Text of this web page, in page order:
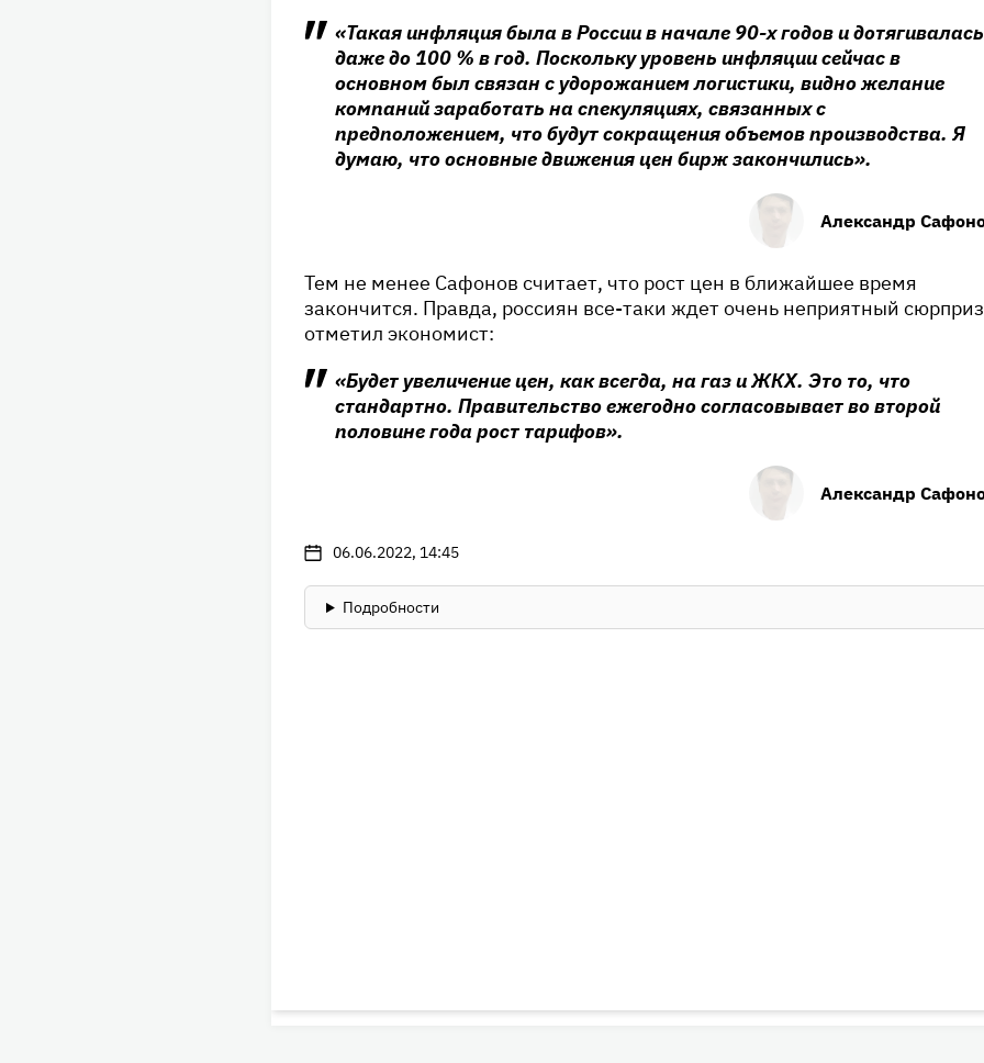
«Такая инфляция была в России в начале 90-х годов и дотягивалась
даже до 100 % в год. Поскольку уровень инфляции сейчас в
основном был связан с удорожанием логистики, видно желание
компаний заработать на спекуляциях, связанных с
предположением, что будут сокращения объемов производства. Я
думаю, что основные движения цен бирж закончились».
Александр
Тем не менее Сафонов считает, что рост цен в ближайшее время
закончится. Правда, россиян все-таки ждет очень неприятный
отметил экономист:
«Будет увеличение цен, как всегда, на газ и ЖКХ. Это то, что
стандартно. Правительство ежегодно согласовывает во второй
половине года рост тарифов».
Александр
06.06.2022, 14:45
Подробности